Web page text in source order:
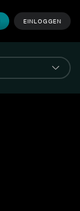
EINLOGGEN